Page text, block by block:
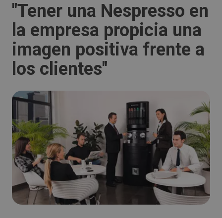
"Tener una Nespresso en
la empresa propicia una
imagen positiva frente a
los clientes"